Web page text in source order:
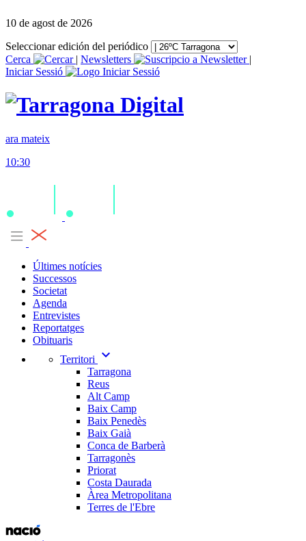
10 de agost de 2026
Seleccionar edición del periódico
Cerca
| Newsletters
|
Iniciar Sessió
ara mateix
10:30
Últimes notícies
Successos
Societat
Agenda
Entrevistes
Reportatges
Obituaris
Territori
expand_more
Tarragona
Reus
Alt Camp
Baix Camp
Baix Penedès
Baix Gaià
Conca de Barberà
Tarragonès
Priorat
Costa Daurada
Àrea Metropolitana
Terres de l'Ebre